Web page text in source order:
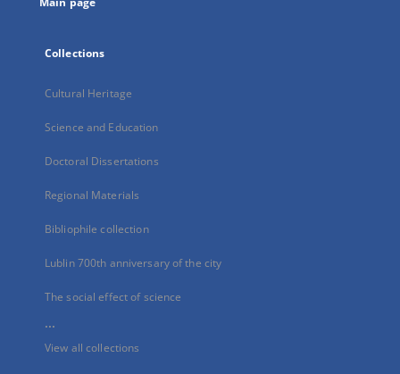
Collections
Cultural Heritage
Science and Education
Doctoral Dissertations
Regional Materials
Bibliophile collection
Lublin 700th anniversary of the city
The social effect of science
...
View all collections